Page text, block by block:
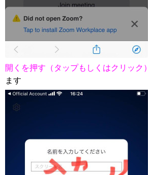
開くを押す（タップもしくはクリック）
ます